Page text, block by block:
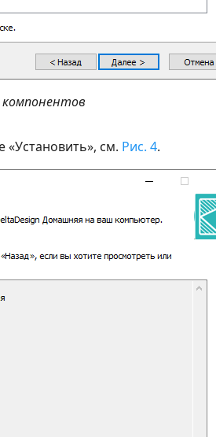
компонентов
см. Рис. 4.